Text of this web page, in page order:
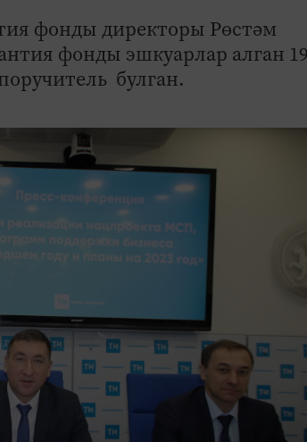
фонды директоры Рөстәм
фонды эшкуарлар алган
булган.